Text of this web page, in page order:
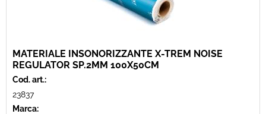
MATERIALE INSONORIZZANTE X-TREM NOISE
REGULATOR SP.2MM 100X50CM
Cod. art.:
23837
Marca: